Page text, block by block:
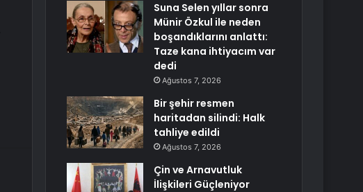
Suna Selen yıllar sonra
Münir Özkul ile neden
boşandıklarını anlattı:
Taze kana ihtiyacım var
dedi
Ağustos 7, 2026
Bir şehir resmen
haritadan silindi: Halk
tahliye edildi
Ağustos 7, 2026
Çin ve Arnavutluk
İlişkileri Güçleniyor